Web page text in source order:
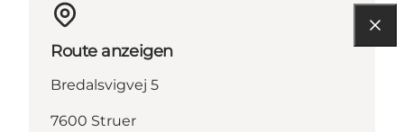
Route anzeigen
Bredalsvigvej 5
7600 Struer